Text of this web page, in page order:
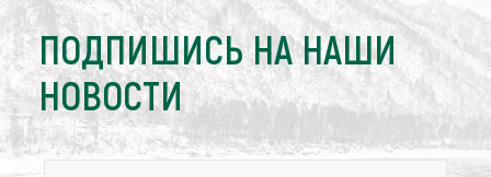
ПОДПИШИСЬ НА НАШИ
НОВОСТИ